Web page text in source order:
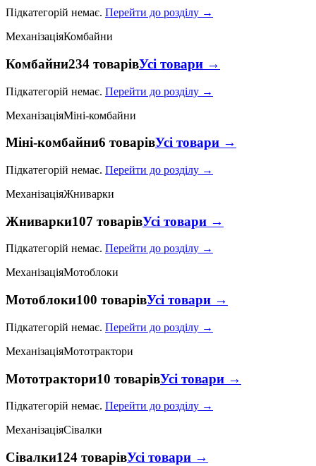
Підкатегорій немає. Перейти до розділу →
МеханізаціяКомбайни
Комбайни234 товарівУсі товари →
Підкатегорій немає. Перейти до розділу →
МеханізаціяМіні-комбайни
Міні-комбайни6 товарівУсі товари →
Підкатегорій немає. Перейти до розділу →
МеханізаціяЖниварки
Жниварки107 товарівУсі товари →
Підкатегорій немає. Перейти до розділу →
МеханізаціяМотоблоки
Мотоблоки100 товарівУсі товари →
Підкатегорій немає. Перейти до розділу →
МеханізаціяМототрактори
Мототрактори10 товарівУсі товари →
Підкатегорій немає. Перейти до розділу →
МеханізаціяСівалки
Сівалки124 товарівУсі товари →